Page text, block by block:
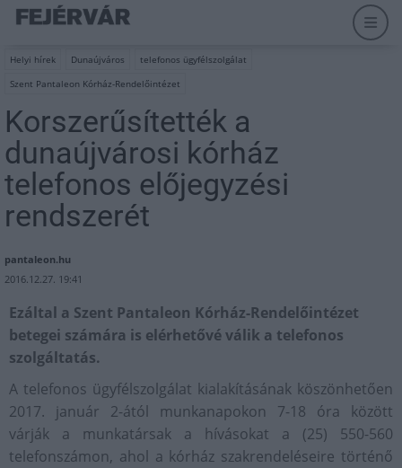
Helyi hírek Dunaújváros
telefonos ügyfélszolgálat
Szent Pantaleon Kórház-Rendelőintézet
Korszerűsítették a
dunaújvárosi kórház
telefonos előjegyzési
rendszerét
pantaleon.hu
2016.12.27. 19:41
Ezáltal a Szent Pantaleon Kórház-Rendelőintézet
betegei számára is elérhetővé válik a telefonos
szolgáltatás.
A telefonos ügyfélszolgálat kialakításának köszönhetően
2017. január 2-ától munkanapokon 7-18 óra között
várják a munkatársak a hívásokat a (25) 550-560
telefonszámon, ahol a kórház szakrendeléseire történő